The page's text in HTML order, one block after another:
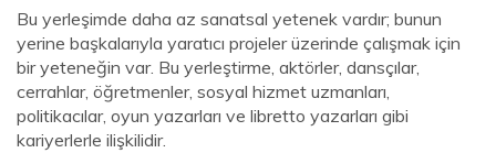
Bu yerleşimde daha az sanatsal yetenek vardır; bunun
yerine başkalarıyla yaratıcı projeler üzerinde çalışmak için
bir yeteneğin var. Bu yerleştirme, aktörler, dansçılar,
cerrahlar, öğretmenler, sosyal hizmet uzmanları,
politikacılar, oyun yazarları ve libretto yazarları gibi
kariyerlerle ilişkilidir.